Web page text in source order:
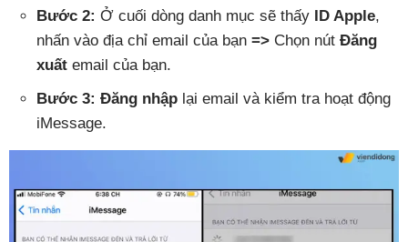
Bước 2: Ở cuối dòng danh mục sẽ thấy ID Apple,
nhấn vào địa chỉ email của bạn => Chọn nút Đăng
xuất email của bạn.
Bước 3: Đăng nhập lại email và kiểm tra hoạt động
iMessage.